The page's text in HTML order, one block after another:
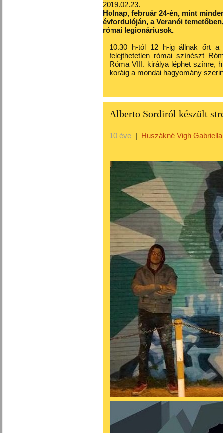
2019.02.23.
Holnap, február 24-én, mint
évfordulóján, a Veranói
római legionáriusok.
10.30 h-tól 12 h-ig állnak őrt a
felejthetetlen római színészt
Róma VIII. királya léphet színre,
koráig a mondai hagyomány
Alberto Sordiról készült
10 éve | Huszákné Vigh Gabriella